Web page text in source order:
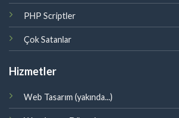
PHP Scriptler
Çok Satanlar
Hizmetler
Web Tasarım (yakında...)